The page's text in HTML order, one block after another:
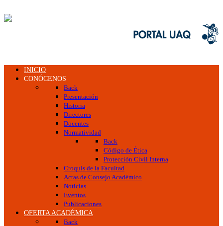
INICIO
CONÓCENOS
Back
Presentación
Historia
Directores
Docentes
Normatividad
Back
Código de Ética
Protección Civil Interna
Croquis de la Facultad
Actas de Consejo Académico
Noticias
Eventos
Publicaciones
OFERTA ACADÉMICA
Back